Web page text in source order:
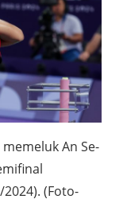
An Se-
(Foto-